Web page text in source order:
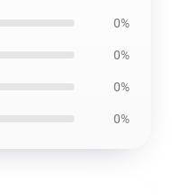
0%
0%
0%
0%